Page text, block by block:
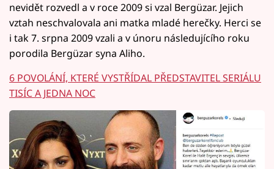
nevidět rozvedl a v roce 2009 si vzal Bergüzar. Jejich
vztah neschvalovala ani matka mladé herečky. Herci se
i tak 7. srpna 2009 vzali a v únoru následujícího roku
porodila Bergüzar syna Aliho.
6 POVOLÁNÍ, KTERÉ VYSTŘÍDAL PŘEDSTAVITEL SERIÁLU
TISÍC A JEDNA NOC